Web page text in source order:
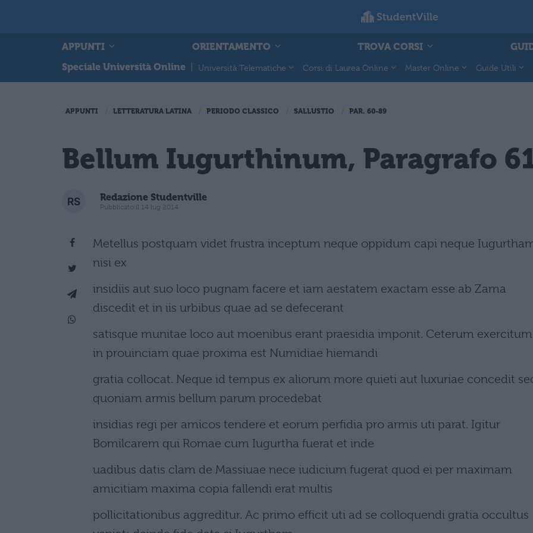
APPUNTI ORIENTAMENTO TROVA CORSI
Speciale Università Online
Università Telematiche Corsi di Laurea Online Master Online Guide Utili
APPUNTI LETTERATURA LATINA PERIODO CLASSICO SALLUSTIO PAR. 60-89
Bellum Iugurthinum, Paragrafo
Redazione Studentville
Pubblicato il 14 lug 2014
Metellus postquam videt frustra inceptum neque oppidum capi neque
nisi ex
insidiis aut suo loco pugnam facere et iam aestatem exactam esse ab Zama
discedit et in iis urbibus quae ad se defecerant
satisque munitae loco aut moenibus erant praesidia imponit. Ceterum exercitum
in prouinciam quae proxima est Numidiae hiemandi
gratia collocat. Neque id tempus ex aliorum more quieti aut luxuriae concedit
quoniam armis bellum parum procedebat
insidias regi per amicos tendere et eorum perfidia pro armis uti parat. Igitur
Bomilcarem qui Romae cum Iugurtha fuerat et inde
uadibus datis clam de Massiuae nece iudicium fugerat quod ei per maximam
amicitiam maxima copia fallendi erat multis
pollicitationibus aggreditur. Ac primo efficit uti ad se colloquendi gratia occultus